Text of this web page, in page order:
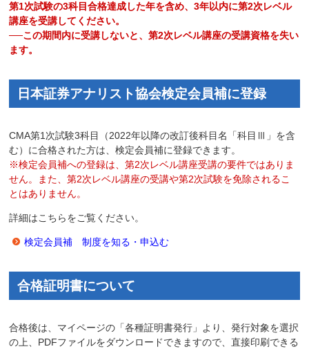
第1次試験の3科目合格達成した年を含め、3年以内に第2次レベル
講座を受講してください。
──この期間内に受講しないと、第2次レベル講座の受講資格を失い
ます。
日本証券アナリスト協会検定会員補に登録
CMA第1次試験3科目（2022年以降の改訂後科目名「科目Ⅲ」を含
む）に合格された方は、検定会員補に登録できます。
※検定会員補への登録は、第2次レベル講座受講の要件ではありま
せん。また、第2次レベル講座の受講や第2次試験を免除されるこ
とはありません。
詳細はこちらをご覧ください。
検定会員補 制度を知る・申込む
合格証明書について
合格後は、マイページの「各種証明書発行」より、発行対象を選択
の上、PDFファイルをダウンロードできますので、直接印刷できる